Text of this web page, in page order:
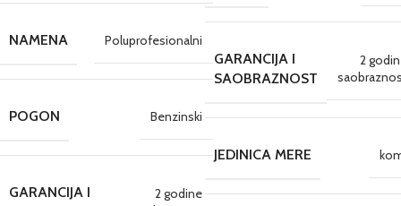
NAMENA Poluprofesionalni
POGON Benzinski
GARANCIJA I
2 godine
GARANCIJA I
SAOBRAZNOST
2
JEDINICA MERE